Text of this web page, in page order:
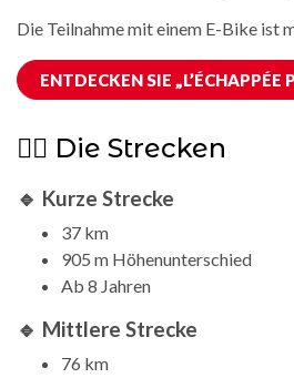
Die Teilnahme mit einem E-Bike ist
ENTDECKEN SIE
🚴‍♂️ Die Strecken
🔹 Kurze Strecke
37 km
905 m Höhenunterschied
Ab 8 Jahren
🔹 Mittlere Strecke
76 km